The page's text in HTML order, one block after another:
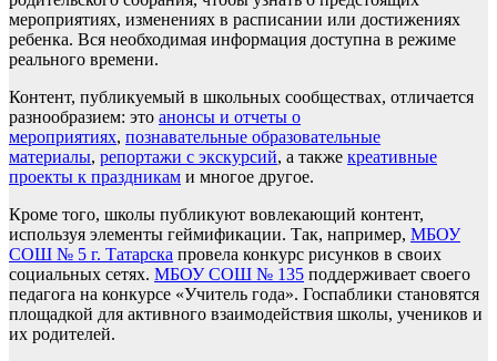
мероприятиях, изменениях в расписании или достижениях
ребенка. Вся необходимая информация доступна в режиме
реального времени.
Контент, публикуемый в школьных сообществах, отличается
разнообразием: это анонсы и отчеты о
мероприятиях, познавательные образовательные
материалы, репортажи с экскурсий, а также креативные
проекты к праздникам и многое другое.
Кроме того, школы публикуют вовлекающий контент,
используя элементы геймификации. Так, например, МБОУ
СОШ № 5 г. Татарска провела конкурс рисунков в своих
социальных сетях. МБОУ СОШ № 135 поддерживает своего
педагога на конкурсе «Учитель года». Госпаблики становятся
площадкой для активного взаимодействия школы, учеников и
их родителей.